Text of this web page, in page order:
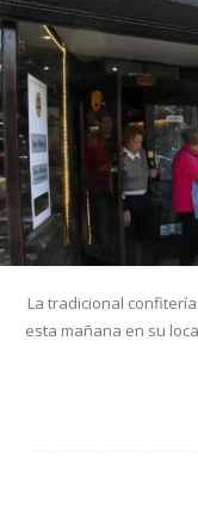
La tradicional
esta mañana en su